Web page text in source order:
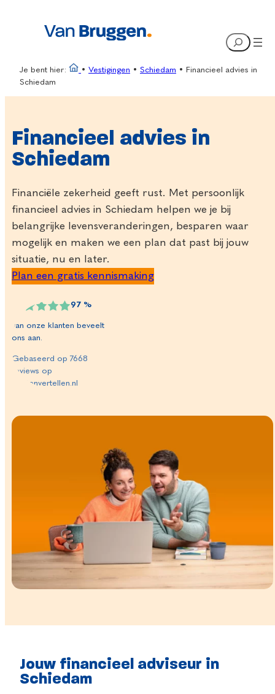
Search
Je bent hier: • Vestigingen • Schiedam •
Financieel advies in
Schiedam
Financieel advies in
Schiedam
Financiële zekerheid geeft rust. Met persoonlijk
financieel advies in Schiedam helpen we je bij
belangrijke levensveranderingen, besparen waar
mogelijk en maken we een plan dat past bij jouw
situatie, nu en later.
Plan een gratis kennismaking
97 %
van onze klanten beveelt
ons aan.
Gebaseerd op 7668
reviews op
klantenvertellen.nl
Jouw financieel adviseur in
Schiedam